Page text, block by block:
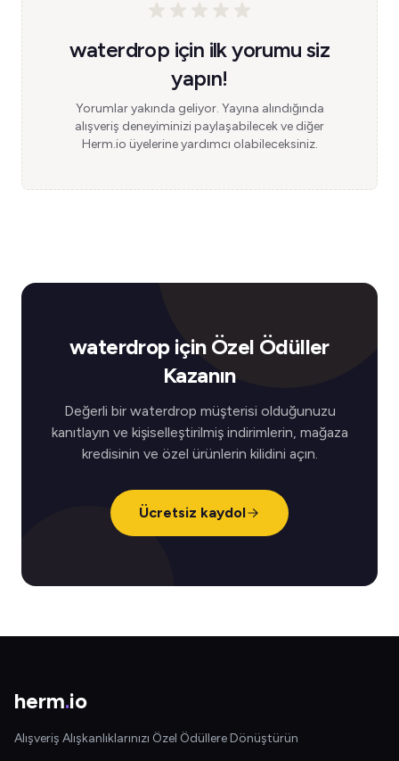
waterdrop için ilk yorumu siz
yapın!
Yorumlar yakında geliyor. Yayına alındığında
alışveriş deneyiminizi paylaşabilecek ve diğer
Herm.io üyelerine yardımcı olabileceksiniz.
waterdrop için Özel Ödüller
Kazanın
Değerli bir waterdrop müşterisi olduğunuzu
kanıtlayın ve kişiselleştirilmiş indirimlerin, mağaza
kredisinin ve özel ürünlerin kilidini açın.
Ücretsiz kaydol
herm.io
Alışveriş Alışkanlıklarınızı Özel Ödüllere Dönüştürün